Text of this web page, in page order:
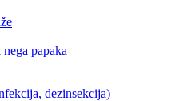
papaka
dezinsekcija)